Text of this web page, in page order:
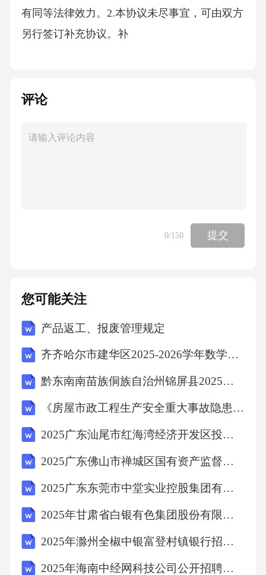
有同等法律效力。2.本协议未尽事宜，可由双方
另行签订补充协议。补
评论
0/150 提交
您可能关注
产品返工、报废管理规定
齐齐哈尔市建华区2025-2026学年数学四年级下学期期末复习检测试题（含答案）
黔东南南苗族侗族自治州锦屏县2025年数学三年级下学期期末考试模拟试题含答案解析
《房屋市政工程生产安全重大事故隐患判定标准（2024版）》准培训考试题
2025广东汕尾市红海湾经济开发区投资控股有限公司招聘会计岗位拟聘用人员笔试历年难易错考点试卷带答案解析
2025广东佛山市禅城区国有资产监督管理局下属企业招聘1人笔试历年常考点试题专练附带答案详解
2025广东东莞市中堂实业控股集团有限公司招聘6人笔试历年常考点试题专练附带答案详解
2025年甘肃省白银有色集团股份有限公司技能操作人员社会招聘552人笔试历年难易错考点试卷带答案解析
2025年滁州全椒中银富登村镇银行招聘8人笔试历年典型考题及考点剖析附带答案详解
2025年海南中经网科技公司公开招聘笔试历年备考题库附带答案详解